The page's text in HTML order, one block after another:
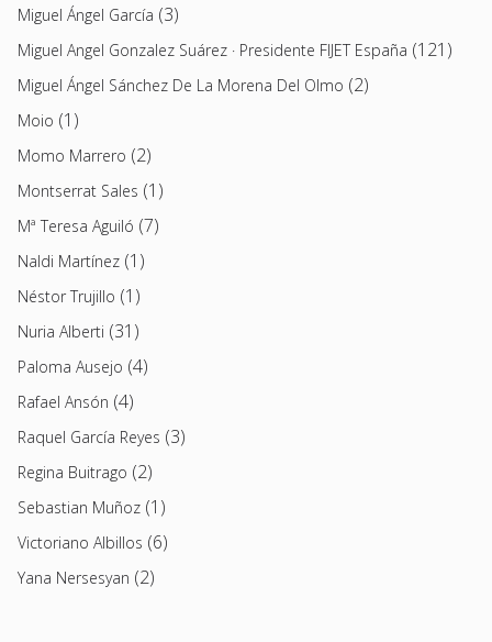
Miguel Ángel García (3)
Miguel Angel Gonzalez Suárez · Presidente FIJET España (121)
Miguel Ángel Sánchez De La Morena Del Olmo (2)
Moio (1)
Momo Marrero (2)
Montserrat Sales (1)
Mª Teresa Aguiló (7)
Naldi Martínez (1)
Néstor Trujillo (1)
Nuria Alberti (31)
Paloma Ausejo (4)
Rafael Ansón (4)
Raquel García Reyes (3)
Regina Buitrago (2)
Sebastian Muñoz (1)
Victoriano Albillos (6)
Yana Nersesyan (2)